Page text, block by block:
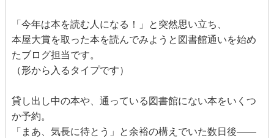
「今年は本を読む人になる！」と突然思い立ち、
本屋大賞を取った本を読んでみようと図書館通いを始め
たブログ担当です。
（形から入るタイプです）
貸し出し中の本や、通っている図書館にない本をいくつ
か予約。
「まあ、気長に待とう」と余裕の構えでいた数日後——